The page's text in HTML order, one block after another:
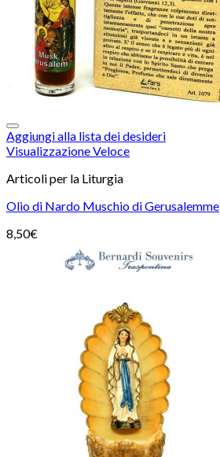
Aggiungi alla lista dei desideri
Visualizzazione Veloce
Articoli per la Liturgia
Olio di Nardo Muschio di Gerusalemme
8,50€